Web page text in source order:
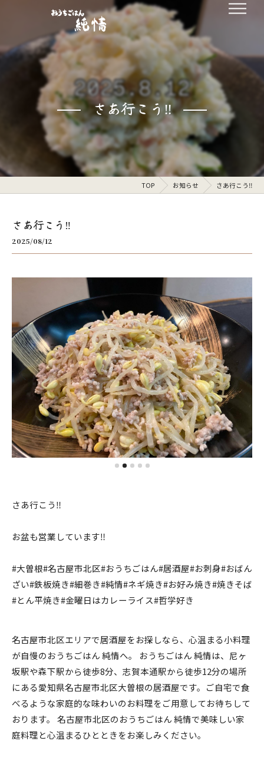
さあ行こう‼️
TOP お知らせ さあ行こう‼️
さあ行こう‼️
2025/08/12
さあ行こう‼️
お盆も営業しています‼️
#大曽根#名古屋市北区#おうちごはん#居酒屋#お刺身#おばん
ざい#鉄板焼き#細巻き#純情#ネギ焼き#お好み焼き#焼きそば
#とん平焼き#金曜日はカレーライス#哲学好き
名古屋市北区エリアで居酒屋をお探しなら、心温まる小料理
が自慢のおうちごはん 純情へ。 おうちごはん 純情は、尼ヶ
坂駅や森下駅から徒歩8分、志賀本通駅から徒歩12分の場所
にある愛知県名古屋市北区大曽根の居酒屋です。ご自宅で食
べるような家庭的な味わいのお料理をご用意してお待ちして
おります。 名古屋市北区のおうちごはん 純情で美味しい家
庭料理と心温まるひとときをお楽しみください。